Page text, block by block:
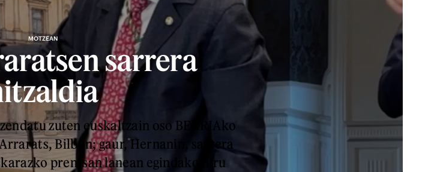
MOTZEAN
sarrera
zuten euskaltzain oso BERRIAko
Bilbon; gaur, Hernanin, sarrera
prentsan lanean egindako hiru